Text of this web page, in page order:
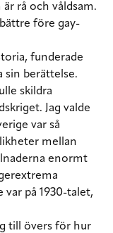
rå och våldsam.
före gay-
funderade
sin berättelse.
skildra
Jag valde
var så
mellan
enormt
var på 1930-talet,
till övers för hur